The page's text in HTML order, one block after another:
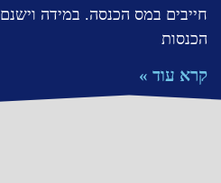
חייבים במס הכנסה. במידה וישנם
הכנסות
קרא עוד »